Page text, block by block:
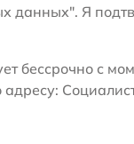
данных". Я
бессрочно с